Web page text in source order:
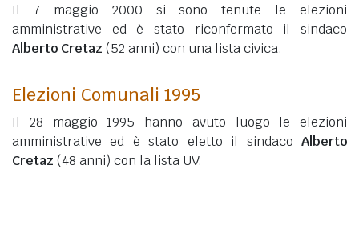
Il 7 maggio 2000 si sono tenute le elezioni
amministrative ed è stato riconfermato il sindaco
Alberto Cretaz (52 anni) con una lista civica.
Elezioni Comunali 1995
Il 28 maggio 1995 hanno avuto luogo le elezioni
amministrative ed è stato eletto il sindaco Alberto
Cretaz (48 anni) con la lista UV.